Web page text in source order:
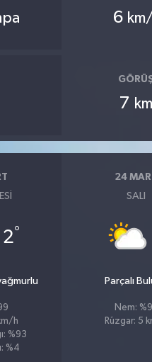
6
7 km
2°
h
%93
%4
24
SALI
Parçalı
Nem:
Rüzgar: 5